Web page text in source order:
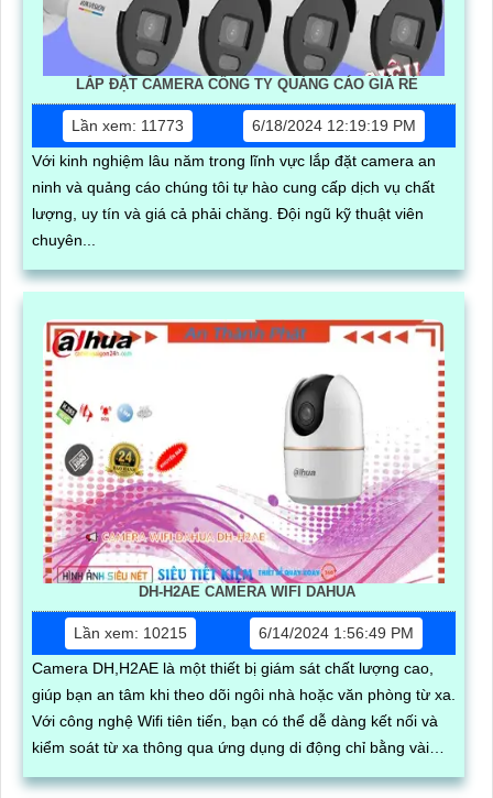
LẮP ĐẶT CAMERA CÔNG TY QUẢNG CÁO GIÁ RẺ
Lần xem: 11773
6/18/2024 12:19:19 PM
Với kinh nghiệm lâu năm trong lĩnh vực lắp đặt camera an
ninh và quảng cáo chúng tôi tự hào cung cấp dịch vụ chất
lượng, uy tín và giá cả phải chăng. Đội ngũ kỹ thuật viên
chuyên...
DH-H2AE CAMERA WIFI DAHUA
Lần xem: 10215
6/14/2024 1:56:49 PM
Camera DH,H2AE là một thiết bị giám sát chất lượng cao,
giúp bạn an tâm khi theo dõi ngôi nhà hoặc văn phòng từ xa.
Với công nghệ Wifi tiên tiến, bạn có thể dễ dàng kết nối và
kiểm soát từ xa thông qua ứng dụng di động chỉ bằng vài
thao tác đơn giản